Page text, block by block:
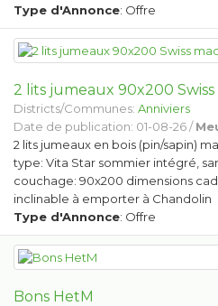
Type d'Annonce: Offre
2 lits jumeaux 90x200 Swiss
Districts/Communes: Anniviers
Date de publication: 01-08-26 /
2 lits jumeaux en bois (pin/sapin)
type: Vita Star sommier intégré,
couchage: 90x200 dimensions
inclinable à emporter à Chandolin
Type d'Annonce: Offre
Bons HetM